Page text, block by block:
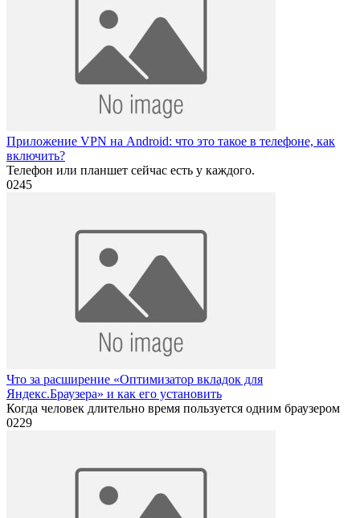
Приложение VPN на Android: что это такое в телефоне, как
включить?
Телефон или планшет сейчас есть у каждого.
0245
Что за расширение «Оптимизатор вкладок для
Яндекс.Браузера» и как его установить
Когда человек длительно время пользуется одним браузером
0229